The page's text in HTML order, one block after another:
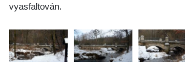
Mimoni
Kamenný most přes Radbuzu v Dobřanech
Kamenný most přes Ploučnici v Horní Polici
vyasfaltován.